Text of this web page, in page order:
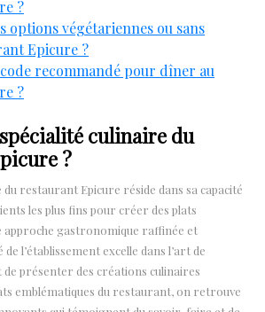
?
options végétariennes ou sans
Epicure ?
recommandé pour dîner au
?
culinaire du
?
du restaurant Epicure réside dans sa capacité
les plus fins pour créer des plats
approche gastronomique raffinée et
l’établissement excelle dans l’art de
présenter des créations culinaires
emblématiques du restaurant, on retrouve